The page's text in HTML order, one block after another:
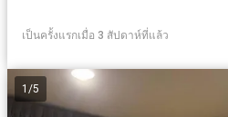
เป็นครั้งแรกเมื่อ 3 สัปดาห์ที่แล้ว
1 /5